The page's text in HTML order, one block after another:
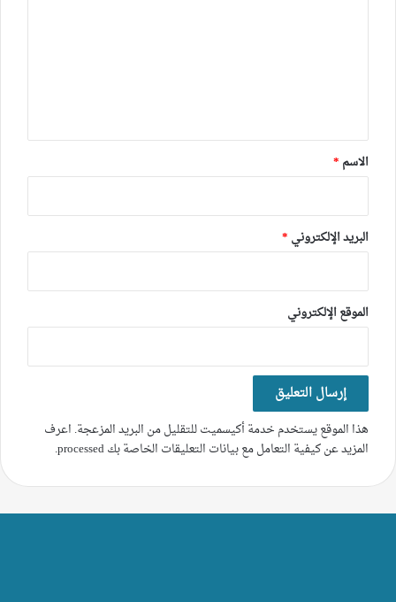
*
الاسم *
البريد الإلكتروني *
الموقع الإلكتروني
هذا الموقع يستخدم خدمة أكيسميت للتقليل من البريد المزعجة. اعرف
المزيد عن كيفية التعامل مع بيانات التعليقات الخاصة بك processed
.